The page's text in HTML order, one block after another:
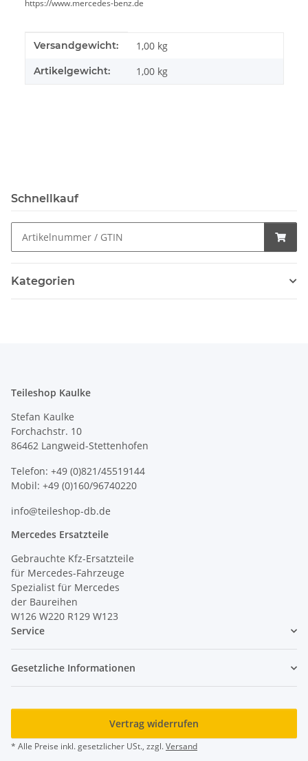
https://www.mercedes-benz.de
Produkteigenschaft
Wert
Versandgewicht: 1,00 kg
Artikelgewicht: 1,00 kg
Schnellkauf
Kategorien
Teileshop Kaulke
Stefan Kaulke
Forchachstr. 10
86462 Langweid-Stettenhofen
Telefon: +49 (0)821/45519144
Mobil: +49 (0)160/96740220
info@teileshop-db.de
Mercedes Ersatzteile
Gebrauchte Kfz-Ersatzteile
für Mercedes-Fahrzeuge
Spezialist für Mercedes
der Baureihen
W126 W220 R129 W123
Service
Gesetzliche Informationen
Vertrag widerrufen
* Alle Preise inkl. gesetzlicher USt., zzgl.Versand